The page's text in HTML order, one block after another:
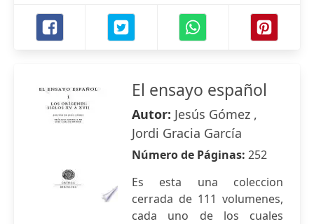
El ensayo español
Autor: Jesús Gómez ,
Jordi Gracia García
Número de Páginas: 252
Es esta una coleccion
cerrada de 111 volumenes,
cada uno de los cuales